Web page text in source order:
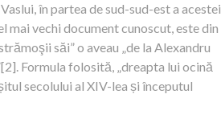
în partea de sud-sud-est a acestei
mai vechi document cunoscut, este din
săi” o aveau „de la Alexandru
Formula folosită, „dreapta lui ocină
secolului al XIV-lea și începutul